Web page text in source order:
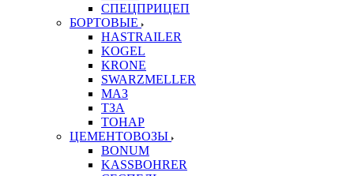
СПЕЦПРИЦЕП
БОРТОВЫЕ
HASTRAILER
KOGEL
KRONE
SWARZMELLER
МАЗ
ТЗА
ТОНАР
ЦЕМЕНТОВОЗЫ
BONUM
KASSBOHRER